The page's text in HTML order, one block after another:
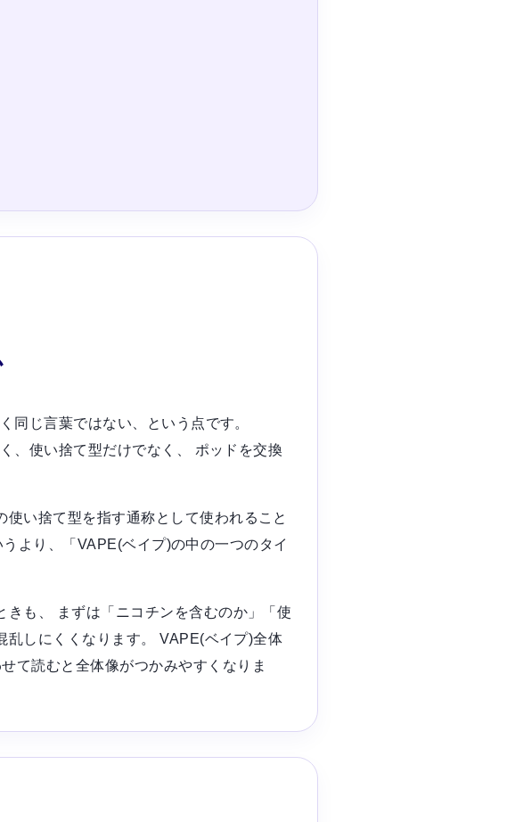
同じ言葉ではない、という点です。
、使い捨て型だけでなく、 ポッドを交換
い捨て型を指す通称として使われること
より、「VAPE(ベイプ)の中の一つのタイ
も、 まずは「ニコチンを含むのか」「使
乱しにくくなります。 VAPE(ベイプ)全体
せて読むと全体像がつかみやすくなりま